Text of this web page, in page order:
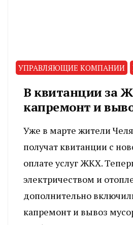
УПРАВЛЯЮЩИЕ КОМПАНИИ
В квитанции за
капремонт и
Уже в марте жители
получат квитанции с
оплате услуг ЖКХ.
электричеством и
дополнительно
капремонт и вывоз